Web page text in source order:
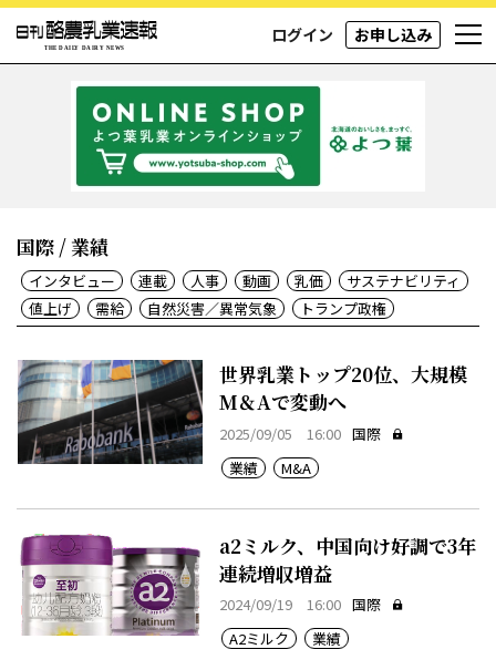
ログイン お申し込み
国際 / 業績
インタビュー 連載 人事 動画 乳価
サステナビリティ
値上げ
需給 自然災害／異常気象 トランプ政権
世界乳業トップ20位、大規模
M＆Aで変動へ
2025/09/05 16:00 国際
業績
M&A
a2ミルク、中国向け好調で3年
連続増収増益
2024/09/19 16:00 国際
A2ミルク
業績